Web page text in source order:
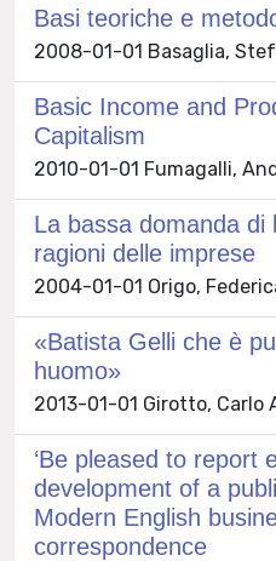
Basi teoriche e
2008-01-01 Basaglia,
Basic Income and
Capitalism
2010-01-01 Fumagalli,
La bassa domanda
ragioni delle imprese
2004-01-01 Origo,
«Batista Gelli che è
huomo»
2013-01-01 Girotto, Carlo
‘Be pleased to report
development of a
Modern English
correspondence